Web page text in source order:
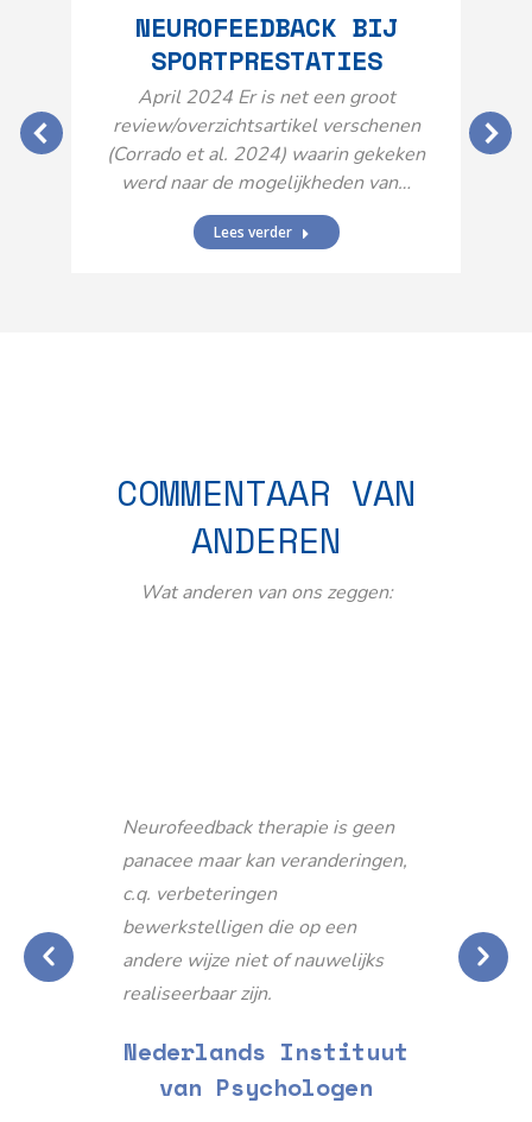
NEUROFEEDBACK BIJ
SPORTPRESTATIES
April 2024 Er is net een groot
review/overzichtsartikel verschenen
(Corrado et al. 2024) waarin gekeken
werd naar de mogelijkheden van…
Lees verder
COMMENTAAR VAN
ANDEREN
Wat anderen van ons zeggen:
Neurofeedback therapie is geen
panacee maar kan veranderingen,
c.q. verbeteringen
bewerkstelligen die op een
andere wijze niet of nauwelijks
realiseerbaar zijn.
Nederlands Instituut
van Psychologen